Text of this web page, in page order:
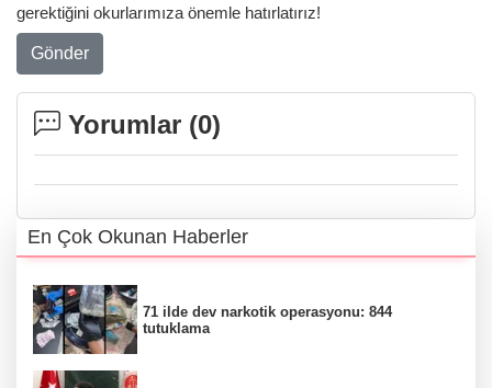
gerektiğini okurlarımıza önemle hatırlatırız!
Gönder
Yorumlar (0)
En Çok Okunan Haberler
71 ilde dev narkotik operasyonu: 844
tutuklama